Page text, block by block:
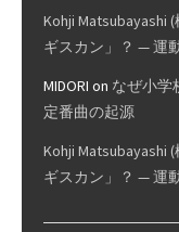
Kohji Matsubayashi
ギスカン」？ — 運
MIDORI on なぜ小学
定番曲の起源
Kohji Matsubayashi
ギスカン」？ — 運